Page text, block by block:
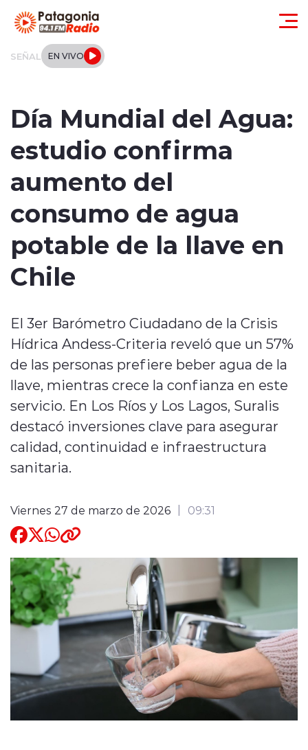
SEÑAL EN VIVO
Internacional
Deportes
Quienes Somos
Día Mundial del Agua:
estudio confirma
aumento del
consumo de agua
potable de la llave en
Chile
El 3er Barómetro Ciudadano de la Crisis
Hídrica Andess-Criteria reveló que un 57%
de las personas prefiere beber agua de la
llave, mientras crece la confianza en este
servicio. En Los Ríos y Los Lagos, Suralis
destacó inversiones clave para asegurar
calidad, continuidad e infraestructura
sanitaria.
Viernes 27 de marzo de 2026 09:31